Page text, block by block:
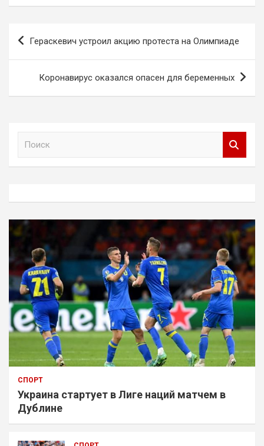
Навигация
Гераскевич устроил акцию протеста на Олимпиаде
Коронавирус оказался опасен для беременных
СПОРТ
Украина стартует в Лиге наций матчем в
Дублине